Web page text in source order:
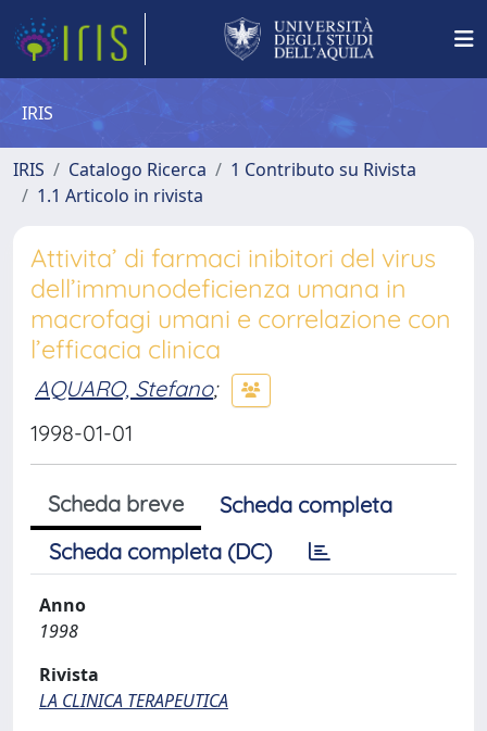
IRIS
IRIS Catalogo Ricerca
1 Contributo su Rivista
1.1 Articolo in rivista
Attivita’ di farmaci inibitori del virus
dell’immunodeficienza umana in
macrofagi umani e correlazione con
l’efficacia clinica
AQUARO, Stefano;
1998-01-01
Scheda breve
Scheda completa
Scheda completa (DC)
Anno
1998
Rivista
LA CLINICA TERAPEUTICA